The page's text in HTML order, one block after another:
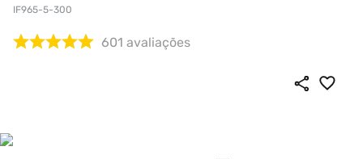
IF965-5-300
601 avaliações